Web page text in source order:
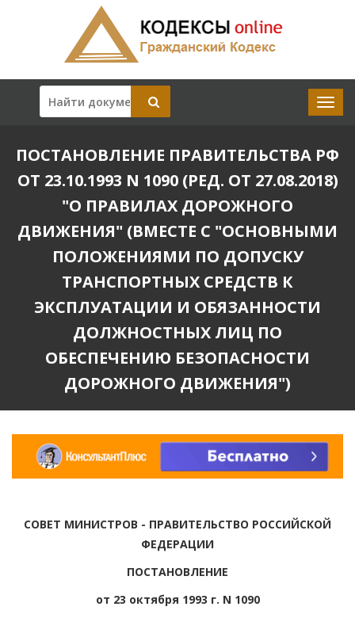
ПОСТАНОВЛЕНИЕ ПРАВИТЕЛЬСТВА РФ
ОТ 23.10.1993 N 1090 (РЕД. ОТ 27.08.2018)
"О ПРАВИЛАХ ДОРОЖНОГО
ДВИЖЕНИЯ" (ВМЕСТЕ С "ОСНОВНЫМИ
ПОЛОЖЕНИЯМИ ПО ДОПУСКУ
ТРАНСПОРТНЫХ СРЕДСТВ К
ЭКСПЛУАТАЦИИ И ОБЯЗАННОСТИ
ДОЛЖНОСТНЫХ ЛИЦ ПО
ОБЕСПЕЧЕНИЮ БЕЗОПАСНОСТИ
ДОРОЖНОГО ДВИЖЕНИЯ")
СОВЕТ МИНИСТРОВ - ПРАВИТЕЛЬСТВО РОССИЙСКОЙ
ФЕДЕРАЦИИ
ПОСТАНОВЛЕНИЕ
от 23 октября 1993 г. N 1090